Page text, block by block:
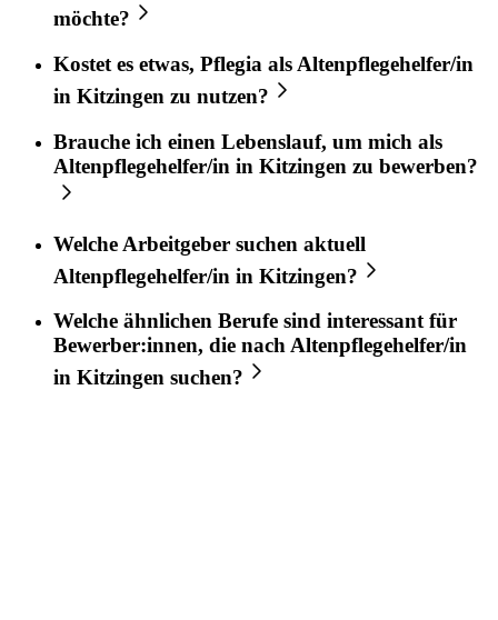
möchte?
Kostet es etwas, Pflegia als Altenpflegehelfer/in
in Kitzingen zu nutzen?
Brauche ich einen Lebenslauf, um mich als
Altenpflegehelfer/in in Kitzingen zu bewerben?
Welche Arbeitgeber suchen aktuell
Altenpflegehelfer/in in Kitzingen?
Welche ähnlichen Berufe sind interessant für
Bewerber:innen, die nachAltenpflegehelfer/in
in Kitzingen suchen?